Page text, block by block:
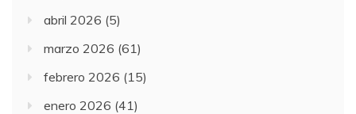
abril 2026 (5)
marzo 2026 (61)
febrero 2026 (15)
enero 2026 (41)